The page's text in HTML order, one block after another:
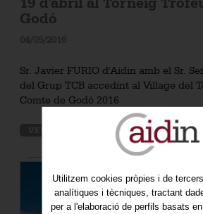
19 d'abril al Torneig
Godó
Sr. Javier FURIO d'Aidin amb el Sr.
del Grup TCB accedint al Village del
Comte de Godó 2016
Utilitzem cookies pròpies i de
analítiques i tècniques, tractant
per a l'elaboració de perfils basats